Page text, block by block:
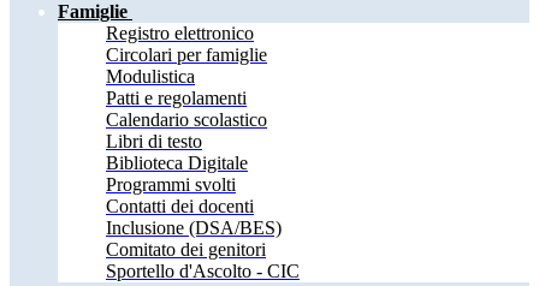
Famiglie
Registro elettronico
Circolari per famiglie
Modulistica
Patti e regolamenti
Calendario scolastico
Libri di testo
Biblioteca Digitale
Programmi svolti
Contatti dei docenti
Inclusione (DSA/BES)
Comitato dei genitori
Sportello d'Ascolto - CIC